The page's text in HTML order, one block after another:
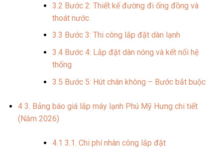
3.2 Bước 2: Thiết kế đường đi ống đồng và
thoát nước
3.3 Bước 3: Thi công lắp đặt dàn lạnh
3.4Bước 4: Lắp đặt dàn nóng và kết nối hệ
thống
3.5 Bước 5: Hút chân không – Bước bắt buộc
43. Bảng báo giá lắp máy lạnh Phú Mỹ Hưng chi tiết
(Năm 2026)
4.1 3.1. Chi phí nhân công lắp đặt